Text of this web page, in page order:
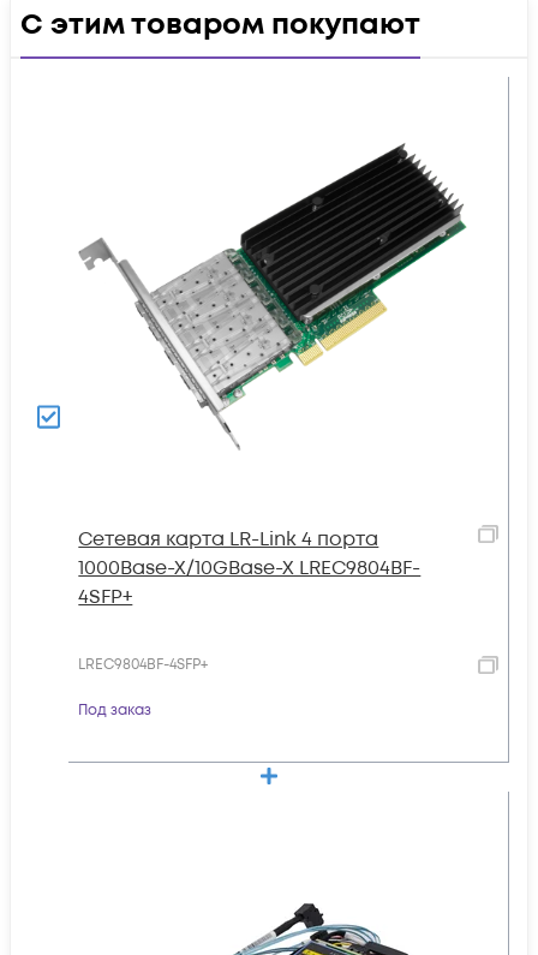
С этим товаром покупают
Сетевая карта LR-Link 4 порта
1000Base-X/10GBase-X LREC9804BF-
4SFP+
LREC9804BF-4SFP+
Под заказ